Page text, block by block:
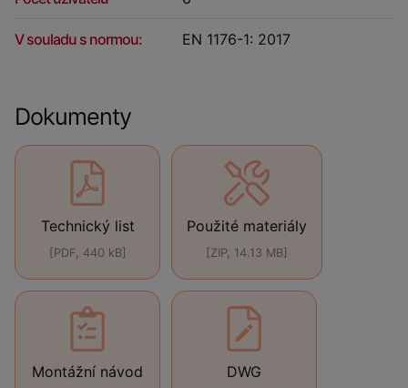
V souladu s normou: EN 1176-1: 2017
Dokumenty
Technický list
[PDF, 440 kB]
Použité materiály
[ZIP, 14.13 MB]
Montážní návod DWG